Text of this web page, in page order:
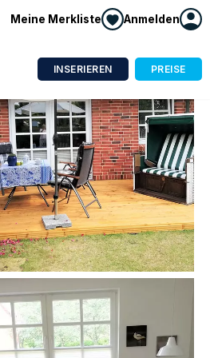
Meine Merkliste Anmelden
INSERIEREN PREISE